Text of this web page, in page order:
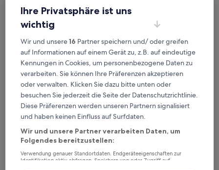
Comfort Hotel Grenoble Meylan
Comfort Hotel Grenoble Meylan
3.0-
Sterne-
Unterkunft
Meylan
7.4
von
10,
Gut,
(336
Bewertungen)
7,4/10 Gut (336 Bewertungen)
Preis
beträgt
53 €
30. Aug.–31. Aug.
Mercure Grenoble Meylan
Ihre Privatsphäre ist uns
wichtig
Wir und unsere16 Partner speichern und/ oder greifen
auf Informationen auf einem Gerät zu, z.B. auf eindeutige
Kennungen in Cookies, um personenbezogene Daten zu
verarbeiten. Sie können Ihre Präferenzen akzeptieren
oder verwalten. Klicken Sie dazu bitte unten oder
besuchen Sie jederzeit die Seite der Datenschutzrichtlinie.
Diese Präferenzen werden unseren Partnern signalisiert
und haben keinen Einfluss auf Surfdaten.
Wir und unsere Partner verarbeiten Daten, um
Folgendes bereitzustellen:
Verwendung genauer Standortdaten. Endgeräteeigenschaften zur
Identifikation aktiv abfragen. Speichern von oder Zugriff auf